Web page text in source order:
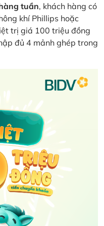
tuần, khách hàng có
khí Phillips hoặc
trị giá 100 triệu đồng
đủ 4 mảnh ghép trong